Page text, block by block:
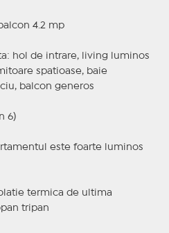
4.2 mp
hol de intrare, living luminos
spatioase, baie
balcon generos
6)
este foarte luminos
termica de ultima
tripan